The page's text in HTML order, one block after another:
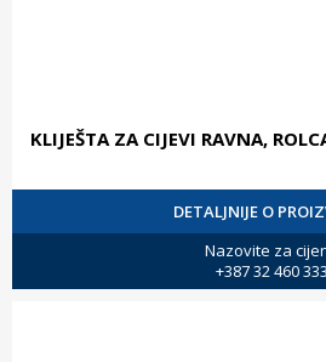
KLIJEŠTA ZA CIJEVI RAVNA,
DETALJNIJE O
Nazovite za
+387 32 460 333